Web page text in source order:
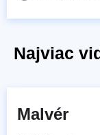
Najviac
Malvér